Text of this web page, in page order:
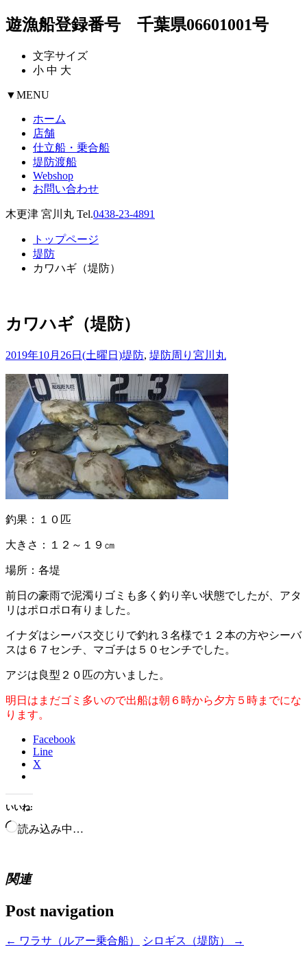
遊漁船登録番号 千葉県06601001号
文字サイズ
小 中 大
▼MENU
ホーム
店舗
仕立船・乗合船
堤防渡船
Webshop
お問い合わせ
木更津 宮川丸 Tel.0438-23-4891
トップページ
堤防
カワハギ（堤防）
カワハギ（堤防）
2019年10月26日(土曜日)堤防, 堤防周り 宮川丸
釣果：１０匹
大きさ：１２～１９㎝
場所：各堤
前日の豪雨で泥濁りゴミも多く釣り辛い状態でしたが、アタ
リはポロポロ有りました。
イナダはシーバス交じりで釣れ３名様で１２本の方やシーバ
スは６７センチ、マゴチは５０センチでした。
アジは良型２０匹の方いました。
明日はまだゴミ多いので出船は朝６時から夕方５時までにな
ります。
Facebook
Line
X
いいね:
読み込み中…
関連
Post navigation
← ワラサ（ルアー乗合船） シロギス（堤防） →